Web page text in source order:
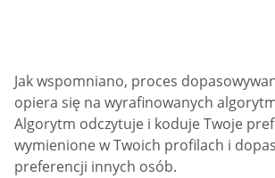
Jak wspomniano, proces
opiera się na wyrafinowanych
Algorytm odczytuje i koduje Twoje
wymienione w Twoich profilach i
preferencji innych osób.